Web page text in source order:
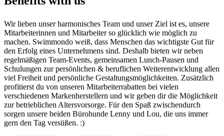
Wir lieben unser harmonisches Team und unser Ziel ist es, unsere
Mitarbeiterinnen und Mitarbeiter so glücklich wie möglich zu
machen. Swimmondo weiß, dass Menschen das wichtigste Gut für
den Erfolg eines Unternehmens sind. Deshalb bieten wir neben
regelmäßigen Team-Events, gemeinsamen Lunch-Pausen und
Schulungen zur persönlichen & beruflichen Weiterentwicklung allen
viel Freiheit und persönliche Gestaltungsmöglichkeiten. Zusätzlich
profitierst du von unseren Mitarbeiterrabatten bei vielen
verschiedenen Markenherstellern und wir geben dir die Möglichkeit
zur betrieblichen Altersvorsorge. Für den Spaß zwischendurch
sorgen unsere beiden Bürohunde Lenny und Lou, die uns immer
gern den Tag versüßen. :)